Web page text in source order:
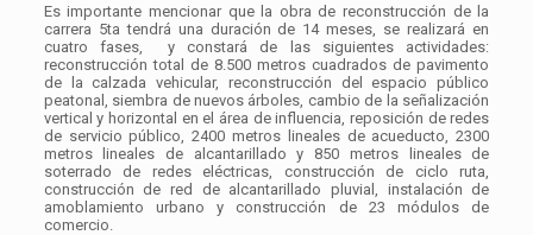
Es importante mencionar que la obra de reconstrucción de la
carrera 5ta tendrá una duración de 14 meses, se realizará en
cuatro fases, y constará de las siguientes actividades:
reconstrucción total de 8.500 metros cuadrados de pavimento
de la calzada vehicular, reconstrucción del espacio público
peatonal, siembra de nuevos árboles, cambio de la señalización
vertical y horizontal en el área de influencia, reposición de redes
de servicio público, 2400 metros lineales de acueducto, 2300
metros lineales de alcantarillado y 850 metros lineales de
soterrado de redes eléctricas, construcción de ciclo ruta,
construcción de red de alcantarillado pluvial, instalación de
amoblamiento urbano y construcción de 23 módulos de
comercio.